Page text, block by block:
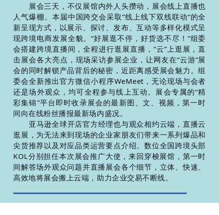
展会三天，不仅展馆内外人头攒动，展会线上直播也
人气爆棚。本届中国跨交会采取“线上线下双线联动”的全
新呈现方式，以展示、探讨、发布、互动等多样化模式呈
现跨境电商发展全貌。“好展逛不停，好货选不尽！”组委
会搭建跨境直播间，全程进行逛展直播，“云”上逛展，直
击展会各大亮点，现场采访参展企业，让网友在“云游”展
会的同时解锁产品背后的秘密，近距离感受展会魅力。组
委会全新推出官方微信小程序WeMeet，无论现场与会者
还是场外观众，均可全程参与线上互动。展会专属的“精
彩集锦”平台即时收录展会的最新图、文、视频，第一时
间向在线粉丝播报最新场内盛况。
亚马逊全球开店官方经理也与观众相约云端，直播云
逛展，为无法来到现场的企业家朋友们带来一系列爆品和
尖货推荐以及对应品类运营要点介绍。数位全国跨境头部
KOL分别担任本次展会推广大使，来回穿梭展馆，第一时
间解答场外观众问题并直播展会各个细节，立体、快速、
高效地将展会搬上云端，助力企业交易不断线。